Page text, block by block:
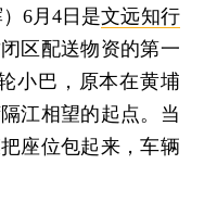
6月4日是文远知行
区配送物资的第一
小巴，原本在黄埔
江相望的起点。当
座位包起来，车辆